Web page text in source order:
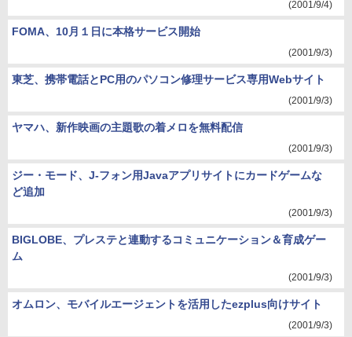
(2001/9/4)
FOMA、10月１日に本格サービス開始
(2001/9/3)
東芝、携帯電話とPC用のパソコン修理サービス専用Webサイト
(2001/9/3)
ヤマハ、新作映画の主題歌の着メロを無料配信
(2001/9/3)
ジー・モード、J-フォン用Javaアプリサイトにカードゲームな
ど追加
(2001/9/3)
BIGLOBE、プレステと連動するコミュニケーション＆育成ゲー
ム
(2001/9/3)
オムロン、モバイルエージェントを活用したezplus向けサイト
(2001/9/3)